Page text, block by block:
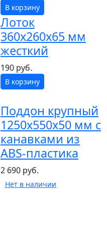
В корзину
Лоток
360х260х65 мм
жесткий
190 руб.
В корзину
Поддон крупный
1250х550х50 мм с
канавками из
ABS-пластика
2 690 руб.
Нет в наличии